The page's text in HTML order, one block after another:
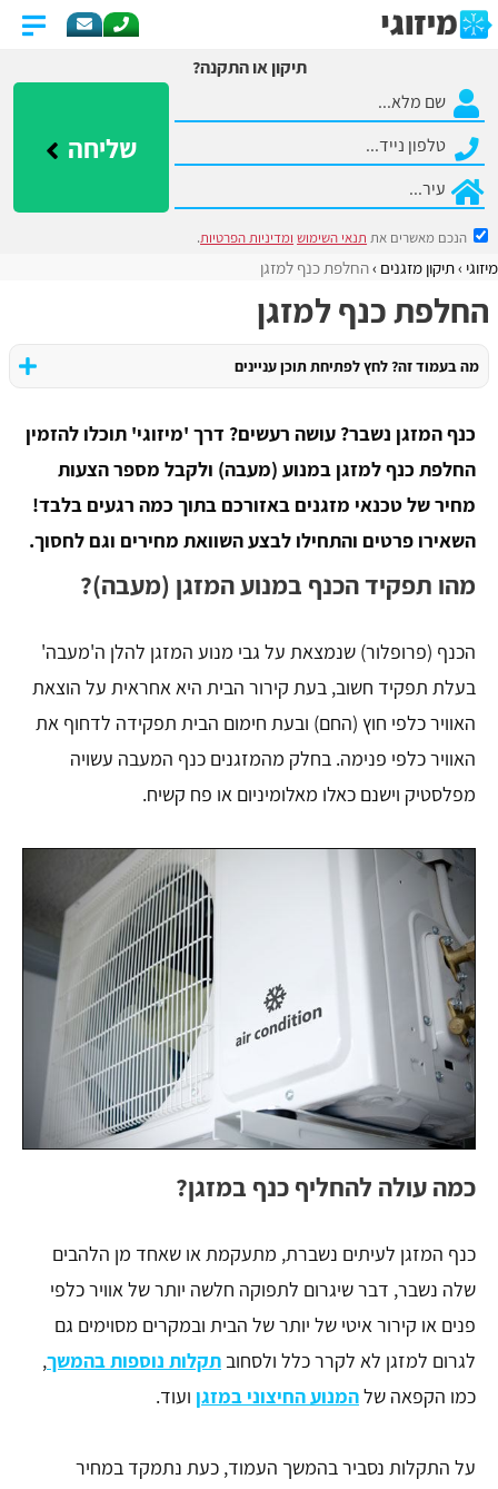
תיקון או התקנה?
שליחה
הנכם מאשרים את תנאי השימוש ומדיניות הפרטיות.
מיזוגי תיקון מזגנים החלפת כנף למזגן
החלפת כנף למזגן
מה בעמוד זה? לחץ לפתיחת תוכן עניינים
כנף המזגן נשבר? עושה רעשים? דרך 'מיזוגי' תוכלו להזמין
החלפת כנף למזגן במנוע (מעבה) ולקבל מספר הצעות
מחיר של טכנאי מזגנים באזורכם בתוך כמה רגעים בלבד!
השאירו פרטים והתחילו לבצע השוואת מחירים וגם לחסוך.
מהו תפקיד הכנף במנוע המזגן (מעבה)?
הכנף (פרופלור) שנמצאת על גבי מנוע המזגן להלן ה'מעבה'
בעלת תפקיד חשוב, בעת קירור הבית היא אחראית על הוצאת
האוויר כלפי חוץ (החם) ובעת חימום הבית תפקידה לדחוף את
האוויר כלפי פנימה. בחלק מהמזגנים כנף המעבה עשויה
מפלסטיק וישנם כאלו מאלומיניום או פח קשיח.
כמה עולה להחליף כנף במזגן?
כנף המזגן לעיתים נשברת, מתעקמת או שאחד מן הלהבים
שלה נשבר, דבר שיגרום לתפוקה חלשה יותר של אוויר כלפי
פנים או קירור איטי של יותר של הבית ובמקרים מסוימים גם
לגרום למזגן לא לקרר כלל ולסחוב תקלות נוספות בהמשך,
כמו הקפאה שלהמנוע החיצוני במזגן ועוד.
על התקלות נסביר בהמשך העמוד, כעת נתמקד במחיר